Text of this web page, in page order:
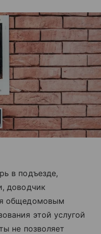
в подъезде,
доводчик
общедомовым
этой услугой
не позволяет